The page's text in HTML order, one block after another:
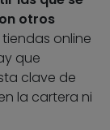
otros
online
que
clave de
la cartera ni